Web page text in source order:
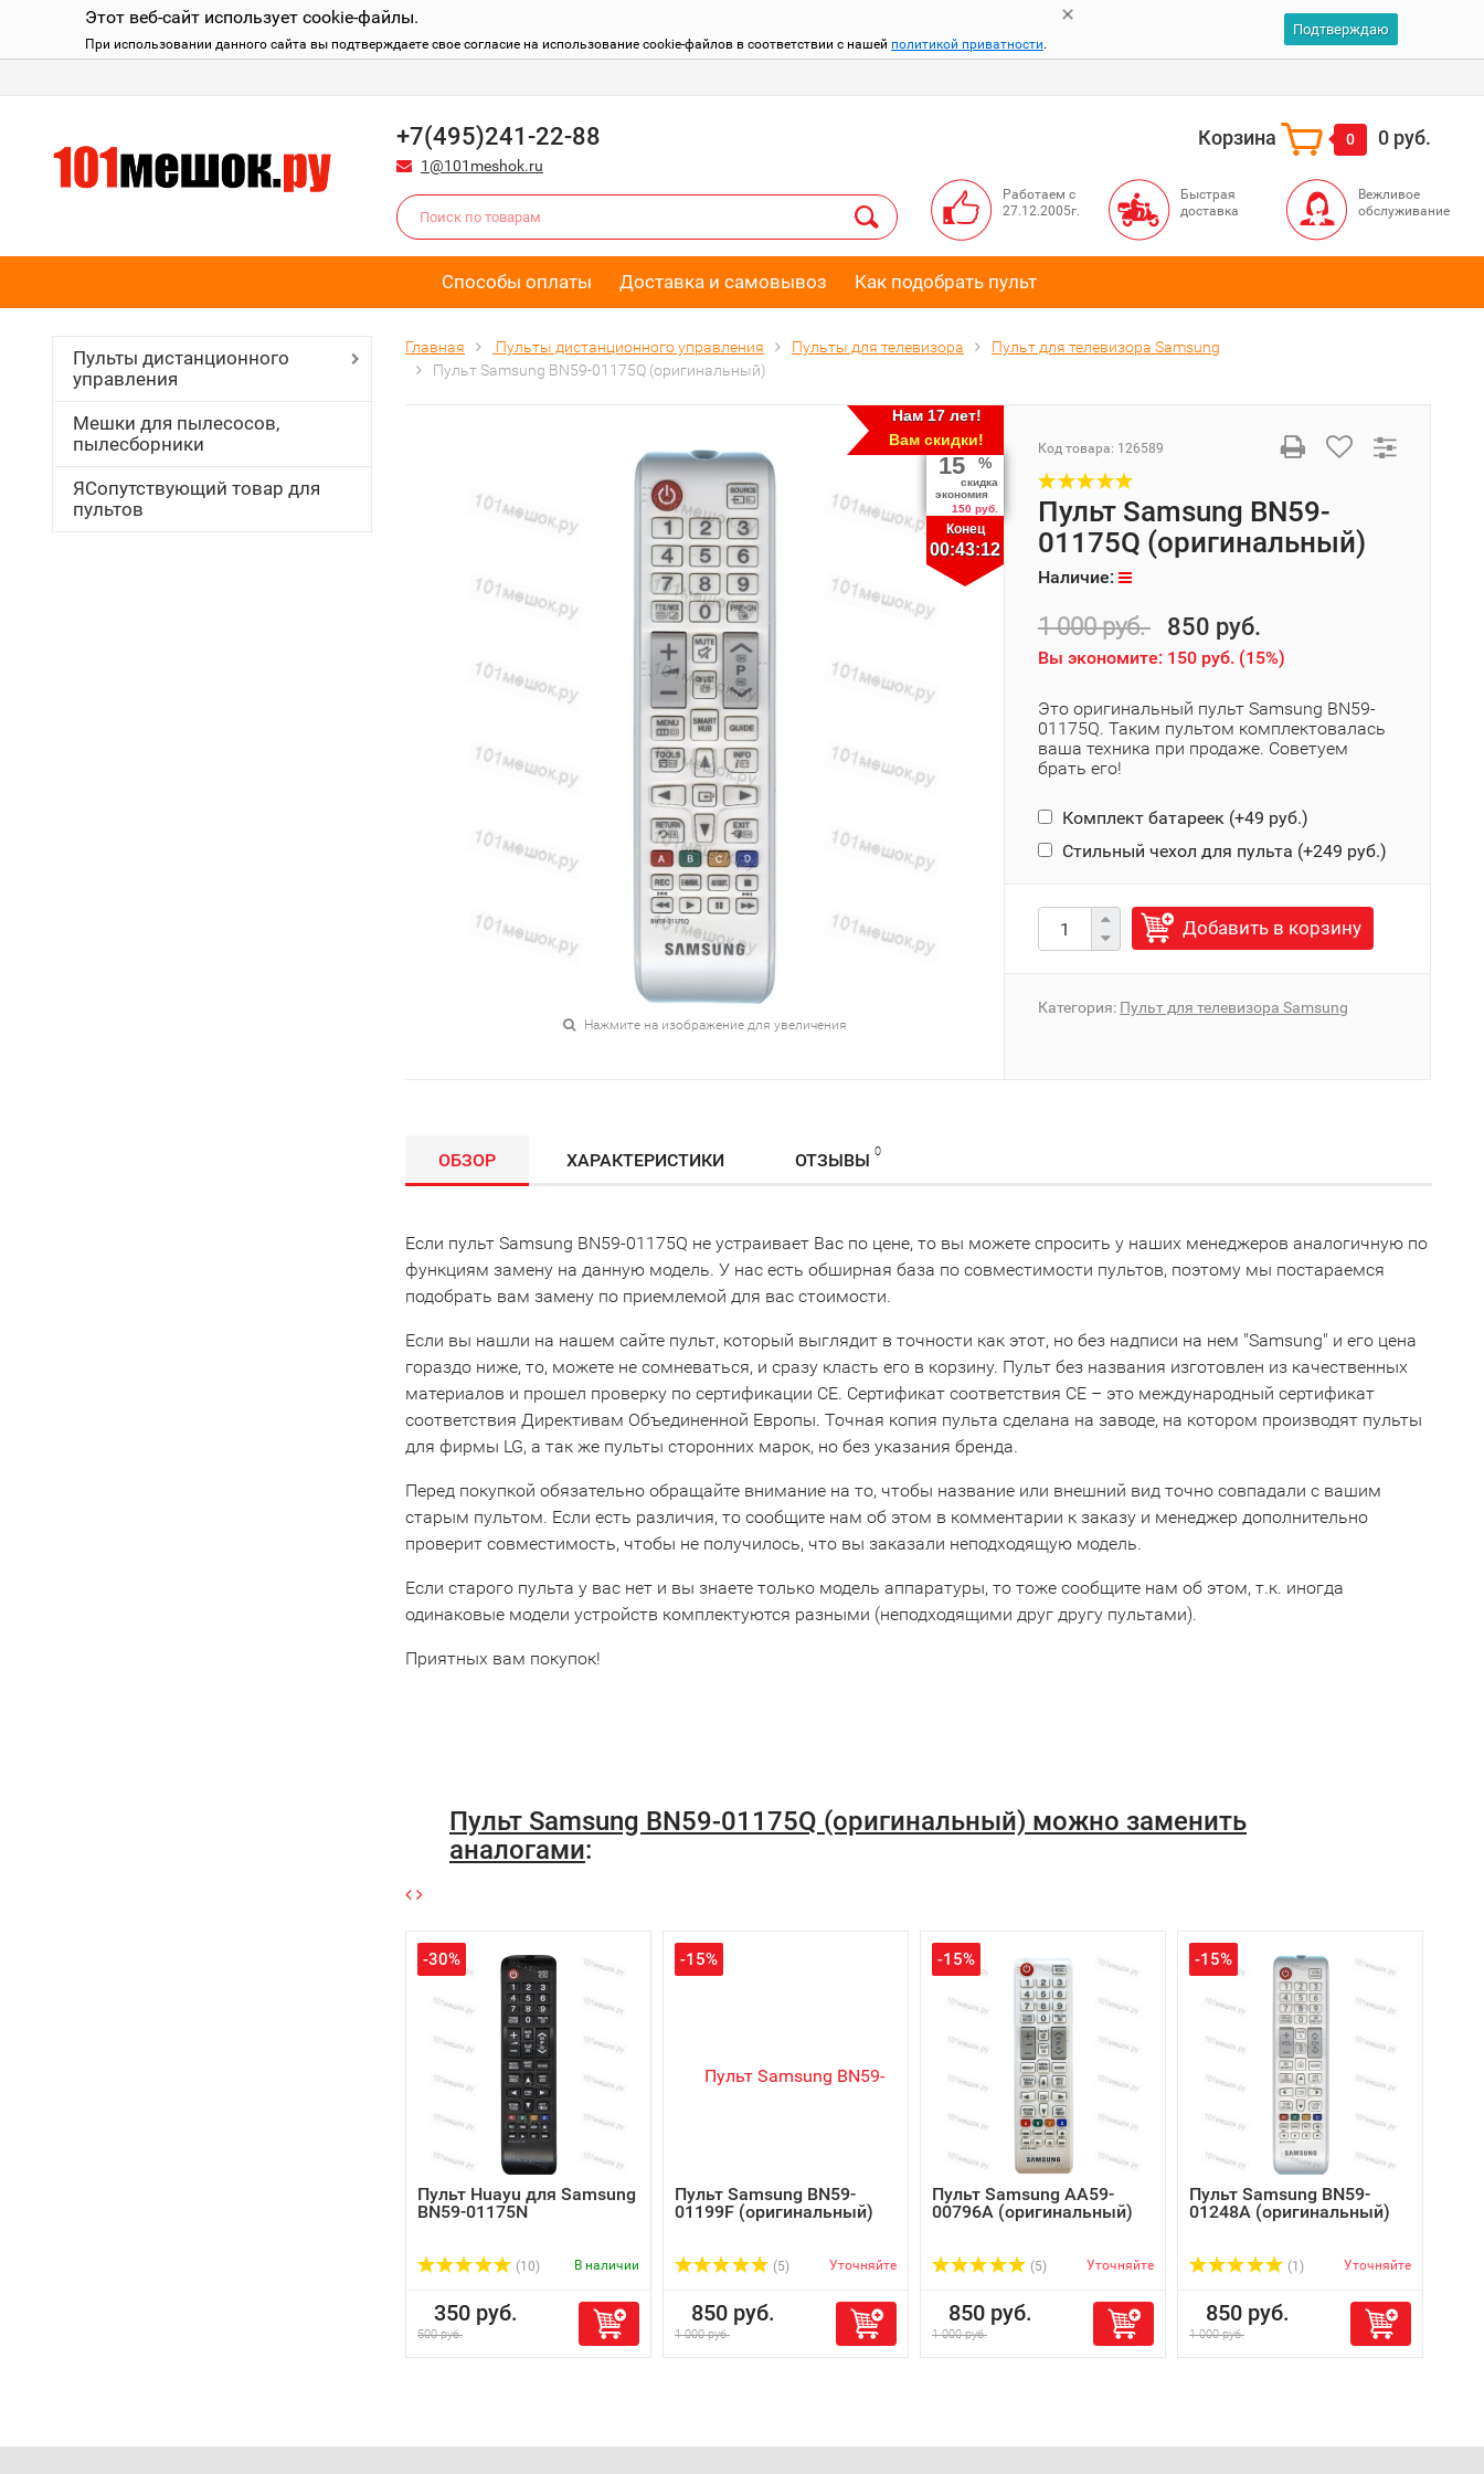
Этот веб-сайт использует cookie-файлы.
При использовании данного сайта вы подтверждаете свое согласие на использование cookie-файлов в соответствии с нашей политикой приватности.
Подтверждаю
+7(495)241-22-88
1@101meshok.ru
Корзина 0 0 руб.
Работаем с
27.12.2005г.
Быстрая
доставка
Вежливое
обслуживание
Способы оплаты Доставка и самовывоз Как подобрать пульт
Пульты дистанционного
управления
Мешки для пылесосов,
пылесборники
ЯСопутствующий товар для
пультов
Главная Пульты дистанционного управления Пульты для телевизора
Пульт для телевизора Samsung
Пульт Samsung BN59-01175Q (оригинальный)
Нажмите на изображение для увеличения
Нам 17 лет!
Вам скидки!
Конец
00:43:12
15 %
скидка
экономия
150 руб.
Код товара: 126589
Пульт Samsung BN59-
01175Q (оригинальный)
Наличие:
1 000 руб. 850 руб.
Вы экономите: 150 руб. (15%)
Это оригинальный пульт Samsung BN59-
01175Q. Таким пультом комплектовалась
ваша техника при продаже. Советуем
брать его!
Комплект батареек (+49 руб.)
Стильный чехол для пульта (+249 руб.)
Добавить в корзину
Категория: Пульт для телевизора Samsung
ОБЗОР ХАРАКТЕРИСТИКИ ОТЗЫВЫ 0
Если пульт Samsung BN59-01175Q не устраивает Вас по цене, то вы можете спросить у наших менеджеров аналогичную по
функциям замену на данную модель. У нас есть обширная база по совместимости пультов, поэтому мы постараемся
подобрать вам замену по приемлемой для вас стоимости.
Если вы нашли на нашем сайте пульт, который выглядит в точности как этот, но без надписи на нем "Samsung" и его цена
гораздо ниже, то, можете не сомневаться, и сразу класть его в корзину. Пульт без названия изготовлен из качественных
материалов и прошел проверку по сертификации CE. Сертификат соответствия СЕ – это международный сертификат
соответствия Директивам Объединенной Европы. Точная копия пульта сделана на заводе, на котором производят пульты
для фирмы LG, а так же пульты сторонних марок, но без указания бренда.
Перед покупкой обязательно обращайте внимание на то, чтобы название или внешний вид точно совпадали с вашим
старым пультом. Если есть различия, то сообщите нам об этом в комментарии к заказу и менеджер дополнительно
проверит совместимость, чтобы не получилось, что вы заказали неподходящую модель.
Если старого пульта у вас нет и вы знаете только модель аппаратуры, то тоже сообщите нам об этом, т.к. иногда
одинаковые модели устройств комплектуются разными (неподходящими друг другу пультами).
Приятных вам покупок!
Пульт Samsung BN59-01175Q (оригинальный) можно заменить
аналогами:
-30%
Пульт Huayu для Samsung
BN59-01175N
(10) В наличии
350 руб.
500 руб.
-15%
Пульт Samsung BN59-
01199F (оригинальный)
(5) Уточняйте
850 руб.
1 000 руб.
-15%
Пульт Samsung AA59-
00796A (оригинальный)
(5) Уточняйте
850 руб.
1 000 руб.
-15%
Пульт Samsung BN59-
01248A (оригинальный)
(1) Уточняйте
850 руб.
1 000 руб.